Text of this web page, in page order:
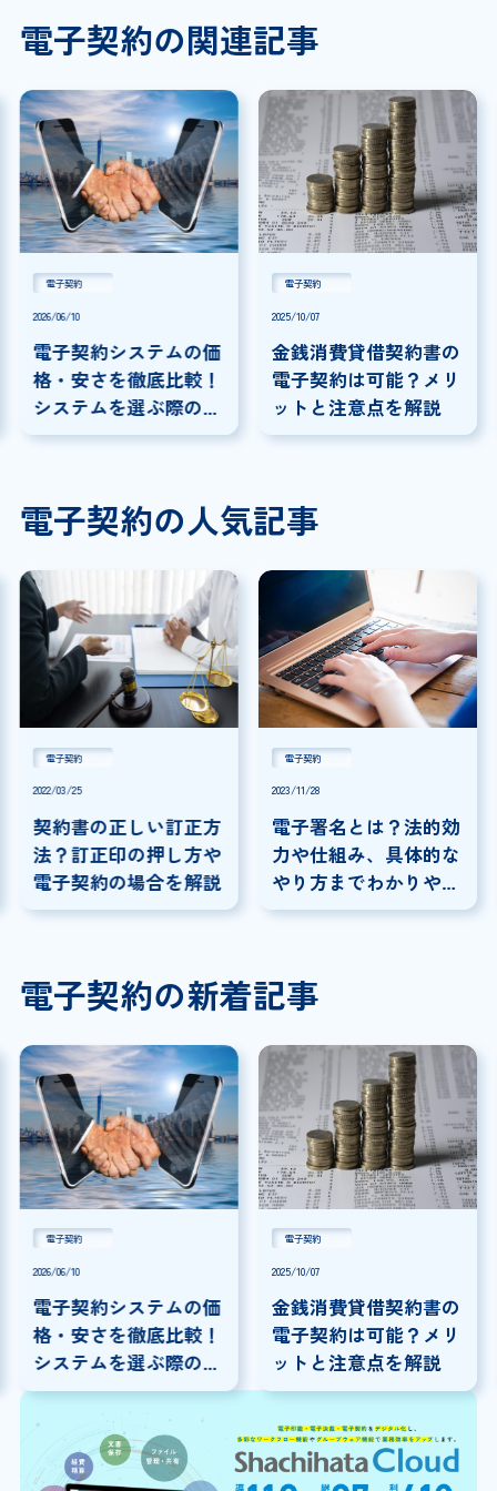
電子契約の関連記事
電子契約
2026/06/10
電子契約システムの価
格・安さを徹底比較！
システムを選ぶ際の注
意点を解説
電子契約
2025/10/07
金銭消費貸借契約書の
電子契約は可能？メリ
ットと注意点を解説
電子契約の人気記事
電子契約
2022/03/25
契約書の正しい訂正方
法？訂正印の押し方や
電子契約の場合を解説
電子契約
2023/11/28
電子署名とは？法的効
力や仕組み、具体的な
やり方までわかりやす
く解説
電子契約の新着記事
電子契約
2026/06/10
電子契約システムの価
格・安さを徹底比較！
システムを選ぶ際の注
意点を解説
電子契約
2025/10/07
金銭消費貸借契約書の
電子契約は可能？メリ
ットと注意点を解説